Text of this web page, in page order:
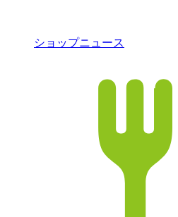
ショップニュース